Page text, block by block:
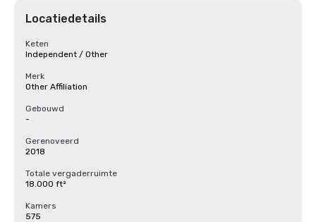
Locatiedetails
Keten
Independent / Other
Merk
Other Affiliation
Gebouwd
-
Gerenoveerd
2018
Totale vergaderruimte
18.000 ft²
Kamers
575